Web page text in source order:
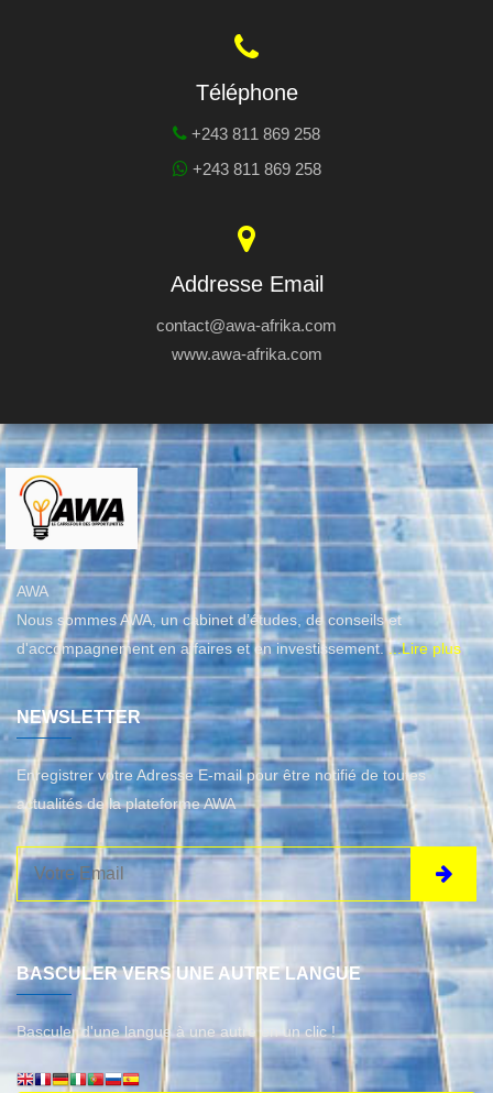
Téléphone
+243 811 869 258
+243 811 869 258
Addresse Email
contact@awa-afrika.com
www.awa-afrika.com
AWA
Nous sommes AWA, un cabinet d’études, de conseils et
d'accompagnement en affaires et en investissement....Lire plus
NEWSLETTER
Enregistrer votre Adresse E-mail pour être notifié de toutes
actualités de la plateforme AWA
BASCULER VERS UNE AUTRE LANGUE
Basculer d'une langue à une autre en un clic !